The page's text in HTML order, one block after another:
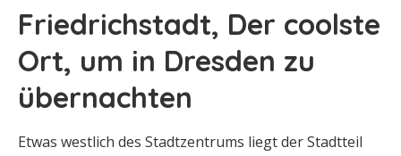
Friedrichstadt, Der coolste
Ort, um in Dresden zu
übernachten
Etwas westlich des Stadtzentrums liegt der Stadtteil